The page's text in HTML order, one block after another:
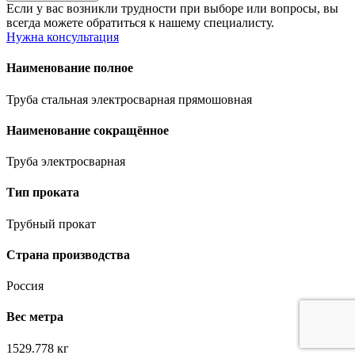
Если у вас возникли трудности при выборе или вопросы, вы
всегда можете обратиться к нашему специалисту.
Нужна консультация
Наименование полное
Труба стальная электросварная прямошовная
Наименование сокращённое
Труба электросварная
Тип проката
Трубный прокат
Страна производства
Россия
Вес метра
1529.778 кг